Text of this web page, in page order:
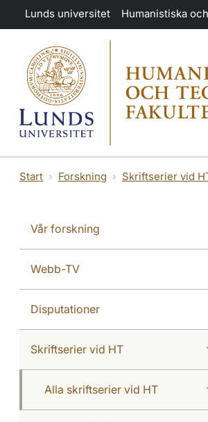
Hoppa till huvudinnehåll
Lunds universitet Humanistiska
Start Forskning Skriftserier vid
Vår forskning
Webb-TV
Disputationer
Skriftserier vid HT
Alla skriftserier vid HT